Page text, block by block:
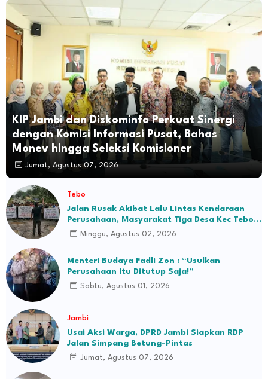
KIP Jambi dan Diskominfo Perkuat Sinergi
dengan Komisi Informasi Pusat, Bahas
Monev hingga Seleksi Komisioner
Jumat, Agustus 07, 2026
Tebo
Jalan Rusak Akibat Lalu Lintas Kendaraan
Perusahaan, Masyarakat Tiga Desa Kec Tebo
Ilir Bakal Blokade Jalan
Minggu, Agustus 02, 2026
Menteri Budaya Fadli Zon : “Usulkan
Perusahaan Itu Ditutup Saja!”
Sabtu, Agustus 01, 2026
Jambi
Usai Aksi Warga, DPRD Jambi Siapkan RDP
Jalan Simpang Betung–Pintas
Jumat, Agustus 07, 2026